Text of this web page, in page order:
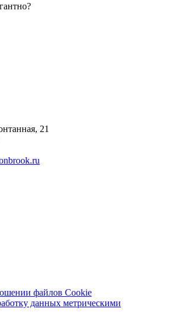
21
файлов Cookie
данных метрическими